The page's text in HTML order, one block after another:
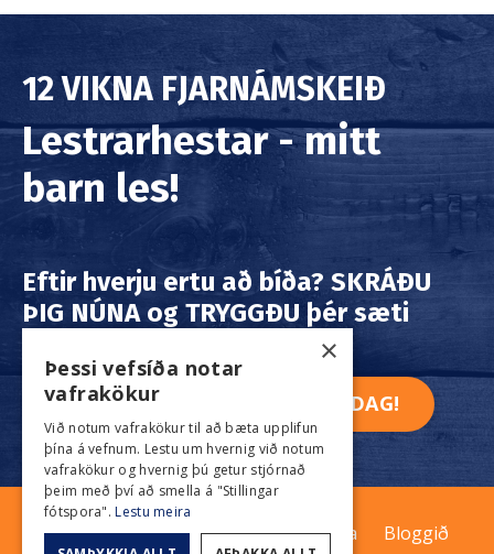
12 VIKNA FJARNÁMSKEIÐ
Lestrarhestar - mitt
barn les!
Eftir hverju ertu að bíða? SKRÁÐU
ÞIG NÚNAog TRYGGÐU þér sæti
BIÐLISTI - FESTU ÞÉR SÆTI Í DAG!
Forsíða Námskeiðin FRÍ-kennsla Bloggið
×
Þessi vefsíða notar
vafrakökur
Við notum vafrakökur til að bæta upplifun
þína á vefnum. Lestu um hvernig við notum
vafrakökur og hvernig þú getur stjórnað
þeim með því að smella á "Stillingar
fótspora".Lestu meira